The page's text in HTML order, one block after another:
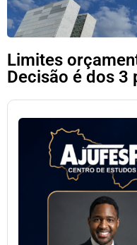
Limites
Decisão é dos 3